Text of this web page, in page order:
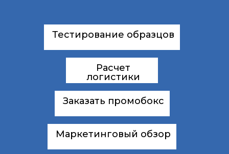
Тестирование образцов
Расчет
логистики
Заказать промобокс
Маркетинговый обзор